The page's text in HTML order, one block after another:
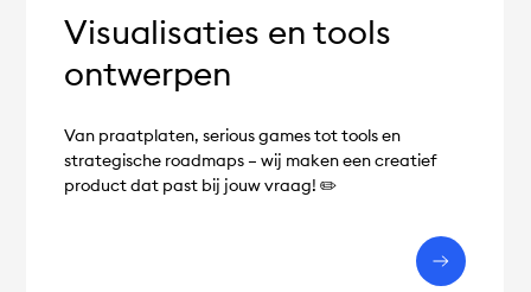
Visualisaties en tools
ontwerpen
Van praatplaten, serious games tot tools en
strategische roadmaps – wij maken een creatief
product dat past bij jouw vraag! ✏️